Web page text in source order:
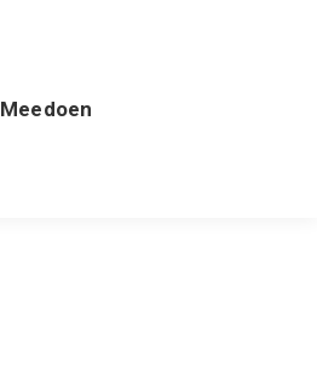
Meedoen